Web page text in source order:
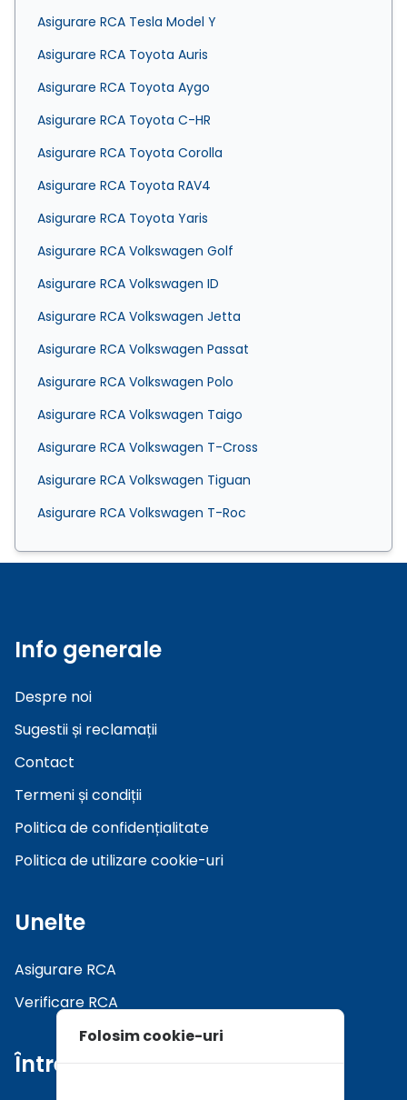
Asigurare RCA Tesla Model Y
Asigurare RCA Toyota Auris
Asigurare RCA Toyota Aygo
Asigurare RCA Toyota C-HR
Asigurare RCA Toyota Corolla
Asigurare RCA Toyota RAV4
Asigurare RCA Toyota Yaris
Asigurare RCA Volkswagen Golf
Asigurare RCA Volkswagen ID
Asigurare RCA Volkswagen Jetta
Asigurare RCA Volkswagen Passat
Asigurare RCA Volkswagen Polo
Asigurare RCA Volkswagen Taigo
Asigurare RCA Volkswagen T-Cross
Asigurare RCA Volkswagen Tiguan
Asigurare RCA Volkswagen T-Roc
Info generale
Despre noi
Sugestii și reclamații
Contact
Termeni și condiții
Politica de confidențialitate
Politica de utilizare cookie-uri
Unelte
Asigurare RCA
Verificare RCA
Întrebări
Folosim cookie-uri